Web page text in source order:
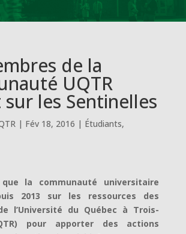
de la
UQTR
les Sentinelles
| Fév 18, 2016 | Étudiants,
que la communauté universitaire
2013 sur les ressources des
l’Université du Québec à Trois-
pour apporter des actions